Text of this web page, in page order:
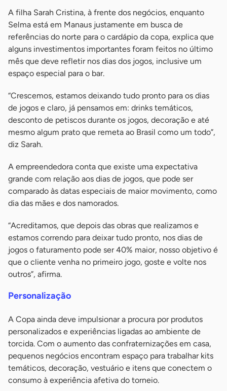
A filha Sarah Cristina, à frente dos negócios, enquanto
Selma está em Manaus justamente em busca de
referências do norte para o cardápio da copa, explica que
alguns investimentos importantes foram feitos no último
mês que deve refletir nos dias dos jogos, inclusive um
espaço especial para o bar.
“Crescemos, estamos deixando tudo pronto para os dias
de jogos e claro, já pensamos em: drinks temáticos,
desconto de petiscos durante os jogos, decoração e até
mesmo algum prato que remeta ao Brasil como um todo”,
diz Sarah.
A empreendedora conta que existe uma expectativa
grande com relação aos dias de jogos, que pode ser
comparado às datas especiais de maior movimento, como
dia das mães e dos namorados.
“Acreditamos, que depois das obras que realizamos e
estamos correndo para deixar tudo pronto, nos dias de
jogos o faturamento pode ser 40% maior, nosso objetivo é
que o cliente venha no primeiro jogo, goste e volte nos
outros”, afirma.
Personalização
A Copa ainda deve impulsionar a procura por produtos
personalizados e experiências ligadas ao ambiente de
torcida. Com o aumento das confraternizações em casa,
pequenos negócios encontram espaço para trabalhar kits
temáticos, decoração, vestuário e itens que conectem o
consumo à experiência afetiva do torneio.